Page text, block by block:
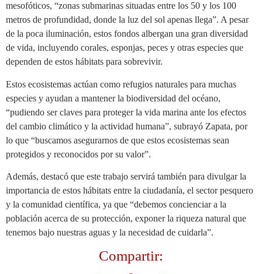
mesofóticos, “zonas submarinas situadas entre los 50 y los 100
metros de profundidad, donde la luz del sol apenas llega”. A pesar
de la poca iluminación, estos fondos albergan una gran diversidad
de vida, incluyendo corales, esponjas, peces y otras especies que
dependen de estos hábitats para sobrevivir.
Estos ecosistemas actúan como refugios naturales para muchas
especies y ayudan a mantener la biodiversidad del océano,
“pudiendo ser claves para proteger la vida marina ante los efectos
del cambio climático y la actividad humana”, subrayó Zapata, por
lo que “buscamos asegurarnos de que estos ecosistemas sean
protegidos y reconocidos por su valor”.
Además, destacó que este trabajo servirá también para divulgar la
importancia de estos hábitats entre la ciudadanía, el sector pesquero
y la comunidad científica, ya que “debemos concienciar a la
población acerca de su protección, exponer la riqueza natural que
tenemos bajo nuestras aguas y la necesidad de cuidarla”.
Compartir: